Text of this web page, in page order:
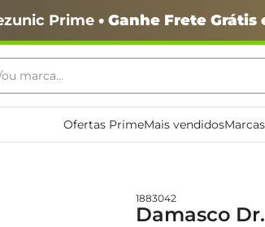
Prime• Ganhe Frete Grátis
ou marca...
Ofertas PrimeMais vendidos
1883042
Damasco